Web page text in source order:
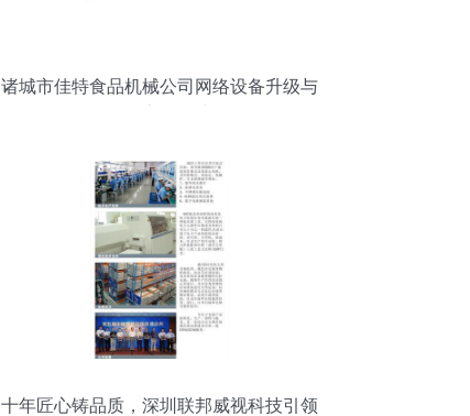
诸城市佳特食品机械公司网络设备升级与
十年匠心铸品质，深圳联邦威视科技引领